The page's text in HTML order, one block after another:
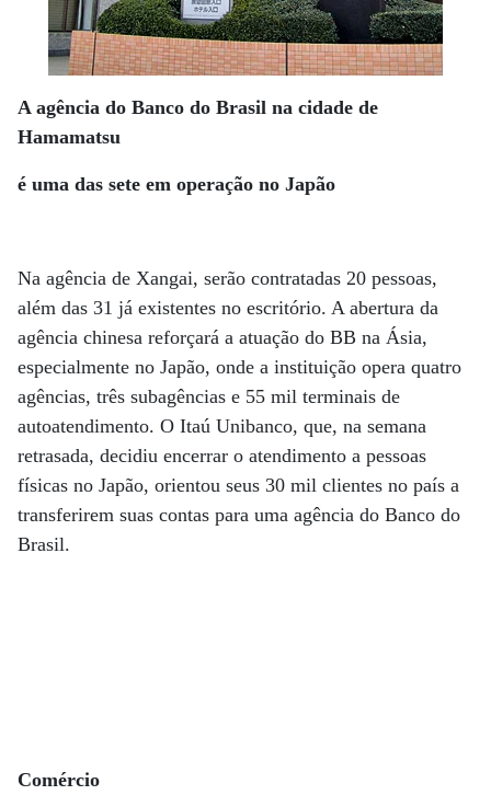
A agência do Banco do Brasil na cidade de
Hamamatsu
é uma das sete em operação no Japão
Na agência de Xangai, serão contratadas 20 pessoas,
além das 31 já existentes no escritório. A abertura da
agência chinesa reforçará a atuação do BB na Ásia,
especialmente no Japão, onde a instituição opera quatro
agências, três subagências e 55 mil terminais de
autoatendimento. O Itaú Unibanco, que, na semana
retrasada, decidiu encerrar o atendimento a pessoas
físicas no Japão, orientou seus 30 mil clientes no país a
transferirem suas contas para uma agência do Banco do
Brasil.
Comércio